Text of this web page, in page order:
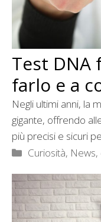
Test DNA
farlo e a
Negli ultimi anni, la
gigante, offrendo
più precisi e sicuri
Categorie
Curiosità, News,